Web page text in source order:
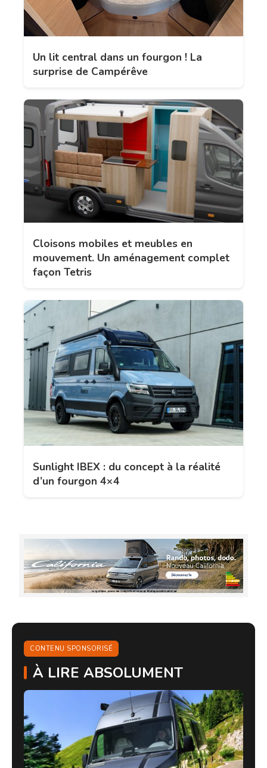
Un lit central dans un fourgon ! La
surprise de Campérêve
Cloisons mobiles et meubles en
mouvement. Un aménagement complet
façon Tetris
Sunlight IBEX : du concept à la réalité
d’un fourgon 4×4
CONTENU SPONSORISÉ
À LIRE ABSOLUMENT